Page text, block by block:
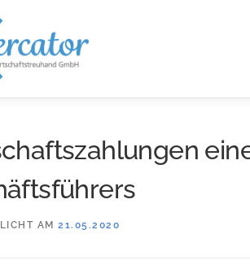
AM 21.05.2020